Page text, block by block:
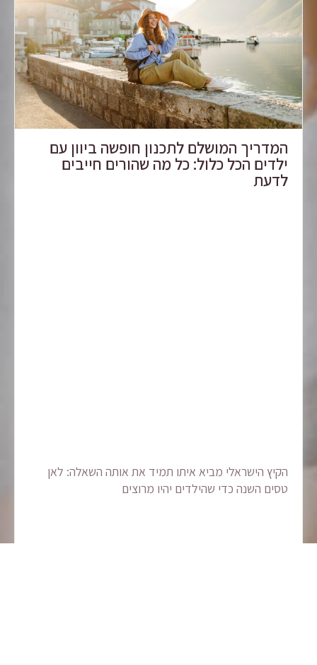
המדריך המושלם לתכנון חופשה ביוון עם
ילדים הכל כלול: כל מה שהורים חייבים
לדעת
הקיץ הישראלי מביא איתו תמיד את אותה השאלה: לאן
טסים השנה כדי שהילדים יהיו מרוצים